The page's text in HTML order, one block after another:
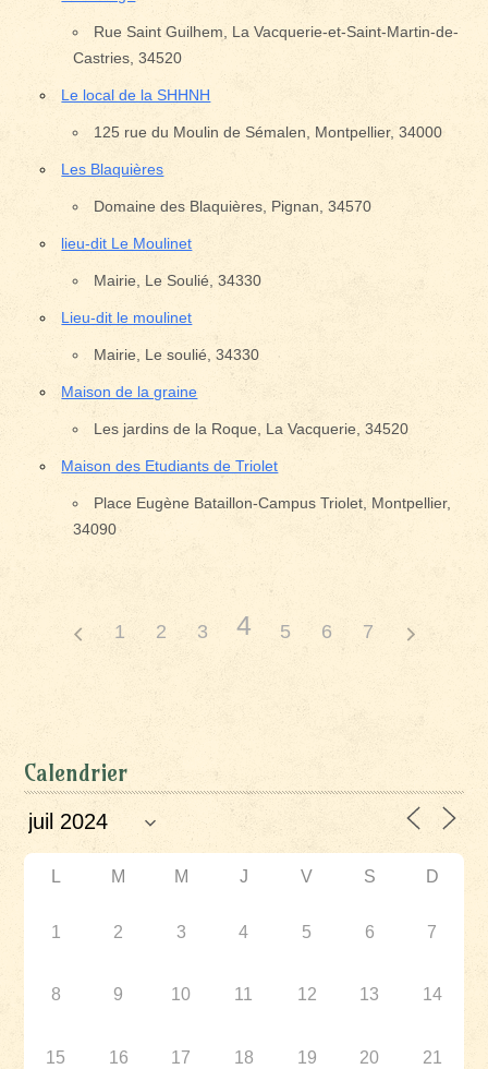
Rue Saint Guilhem, La Vacquerie-et-Saint-Martin-de-
Castries, 34520
Le local de la SHHNH
125 rue du Moulin de Sémalen, Montpellier, 34000
Les Blaquières
Domaine des Blaquières, Pignan, 34570
lieu-dit Le Moulinet
Mairie, Le Soulié, 34330
Lieu-dit le moulinet
Mairie, Le soulié, 34330
Maison de la graine
Les jardins de la Roque, La Vacquerie, 34520
Maison des Etudiants de Triolet
Place Eugène Bataillon-Campus Triolet, Montpellier,
34090
1 2 3 4 5 6 7
Calendrier
L M M J V S D
1 2 3 4 5 6 7
8 9 10 11 12 13 14
15 16 17 18 19 20 21